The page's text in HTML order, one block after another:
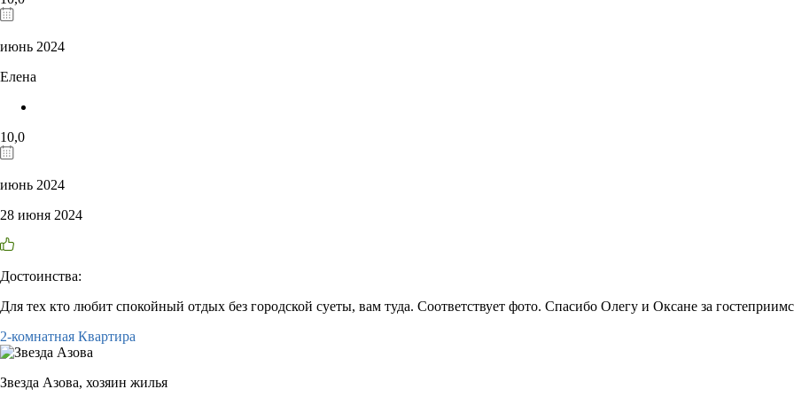
июнь 2024
Елена
10,0
июнь 2024
28 июня 2024
Достоинства:
Для тех кто любит спокойный отдых без городской суеты, вам туда. Соответствует фото. Спасибо Олегу и Оксане за
2-комнатная Квартира
Звезда Азова, хозяин жилья